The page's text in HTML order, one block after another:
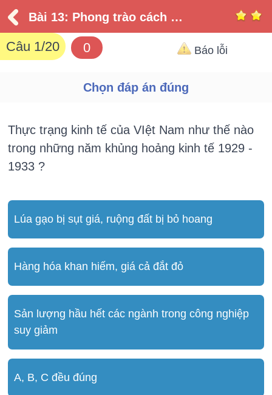
Bài 13: Phong trào cách mạng 1930 - 1935
Câu 1/20 0 Báo lỗi
Chọn đáp án đúng
Thực trạng kinh tế của VIệt Nam như thế nào
trong những năm khủng hoảng kinh tế 1929 -
1933 ?
Lúa gạo bị sụt giá, ruộng đất bị bỏ hoang
Hàng hóa khan hiếm, giá cả đắt đỏ
Sản lượng hầu hết các ngành trong công nghiệp
suy giảm
A, B, C đều đúng